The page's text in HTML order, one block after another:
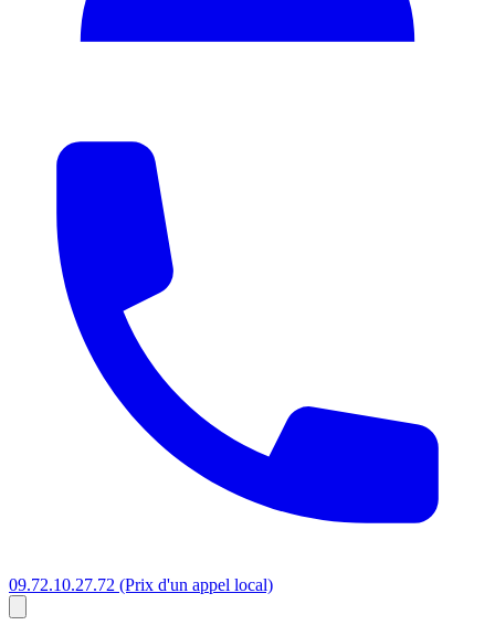
09.72.10.27.72 (Prix d'un appel local)